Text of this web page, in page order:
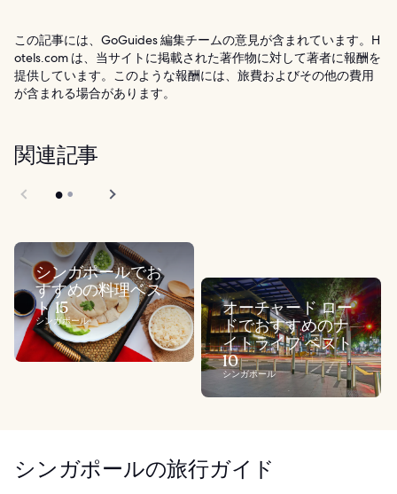
この記事には、GoGuides 編集チームの意見が含まれています。H
otels.com は、当サイトに掲載された著作物に対して著者に報酬を
提供しています。このような報酬には、旅費およびその他の費用
が含まれる場合があります。
関連記事
シンガポールでお
すすめの料理ベス
ト 15
シンガポール
オーチャード ロー
ドでおすすめのナ
イトライフ ベスト
10
シンガポール
シンガポールの旅行ガイド